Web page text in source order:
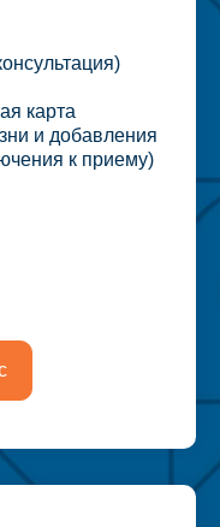
карта
и добавления
к приему)